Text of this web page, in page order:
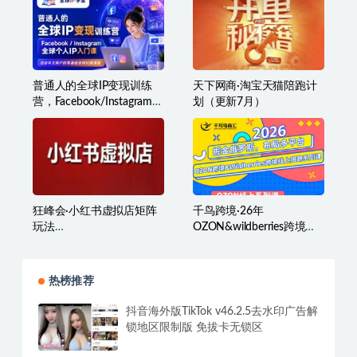
媒体全流程打造个人品牌
与影响力
普通人的全球IP变现训练
营，Facebook/Instagram全
球个人IP入门课，零基础全
天下网商·淘宝天猫陪跑计
划（更新7月）
狂峰会·小红书虚拟店矩阵
玩法
千鸟跨境·26年
OZON&wildberries跨境店
热榜推荐
抖音海外版TikTok v46.2.5去水印广告解
锁地区限制版 免拔卡无锁区